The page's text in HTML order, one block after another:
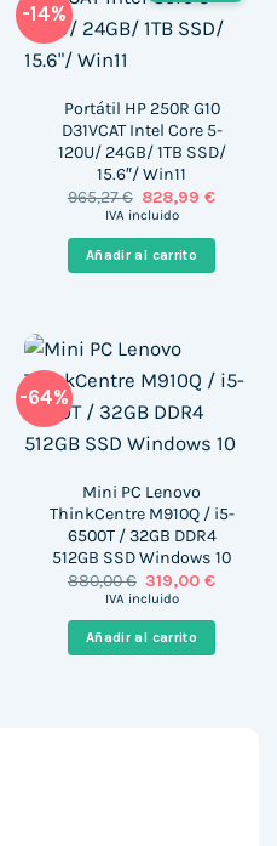
-14%
Portátil HP 250R G10
D31VCAT Intel Core 5-
120U/ 24GB/ 1TB SSD/
15.6″/ Win11
965,27€ El
precio
era:
965,27 €.
828,99€El
es:
IVA incluido
Añadir al carrito
-64%
Mini PC Lenovo
ThinkCentre M910Q / i5-
6500T / 32GB DDR4
512GB SSD Windows 10
880,00€ El
precio
era:
880,00 €.
319,00€El
es:
319,00
IVA incluido
Añadir al carrito